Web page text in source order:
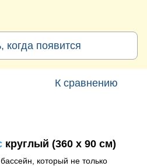
когда появится
К сравнению
круглый (360 х 90 см)
который не только